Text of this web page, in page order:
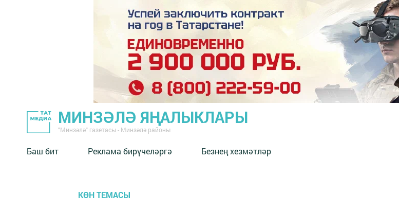
МИНЗӘЛӘ ЯҢАЛЫКЛАРЫ
"Минзәлә" газетасы - Минзәлә районы
Баш бит Реклама бирүчеләргә Безнең хезмәтләр
КӨН ТЕМАСЫ